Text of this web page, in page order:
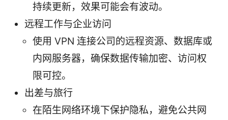
持续更新，效果可能会有波动。
远程工作与企业访问
使用 VPN 连接公司的远程资源、数据库或
内网服务器，确保数据传输加密、访问权
限可控。
出差与旅行
在陌生网络环境下保护隐私，避免公共网